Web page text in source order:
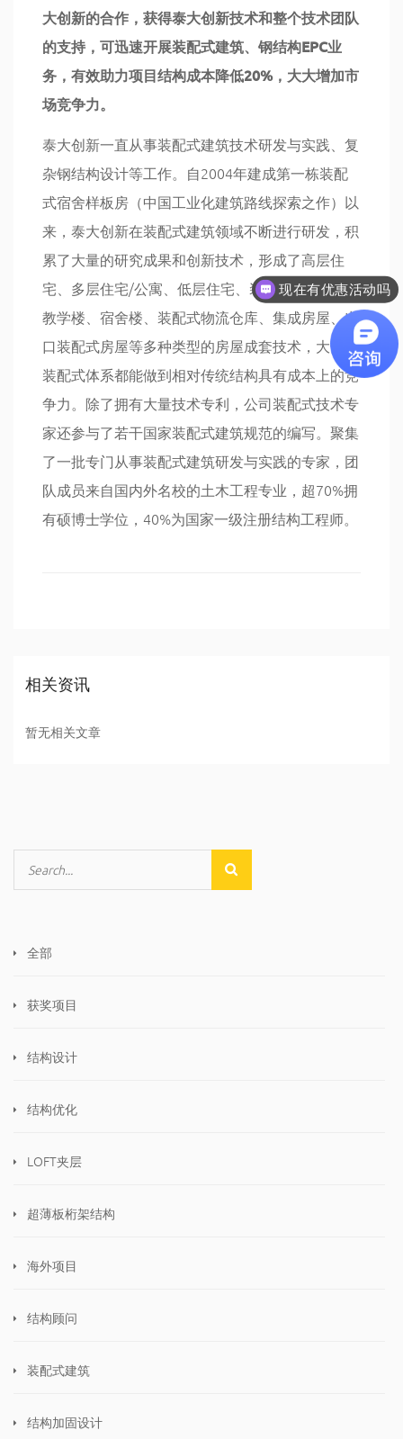
大创新的合作，获得泰大创新技术和整个技术团队
的支持，可迅速开展装配式建筑、钢结构EPC业
务，有效助力项目结构成本降低20%，大大增加市
场竞争力。
泰大创新一直从事装配式建筑技术研发与实践、复
杂钢结构设计等工作。自2004年建成第一栋装配
式宿舍样板房（中国工业化建筑路线探索之作）以
来，泰大创新在装配式建筑领域不断进行研发，积
累了大量的研究成果和创新技术，形成了高层住
宅、多层住宅/公寓、低层住宅、装配式办公楼、
教学楼、宿舍楼、装配式物流仓库、集成房屋、出
口装配式房屋等多种类型的房屋成套技术，大部分
装配式体系都能做到相对传统结构具有成本上的竞
争力。除了拥有大量技术专利，公司装配式技术专
家还参与了若干国家装配式建筑规范的编写。聚集
了一批专门从事装配式建筑研发与实践的专家，团
队成员来自国内外名校的土木工程专业，超70%拥
有硕博士学位，40%为国家一级注册结构工程师。
相关资讯
暂无相关文章
全部
获奖项目
结构设计
结构优化
LOFT夹层
超薄板桁架结构
海外项目
结构顾问
装配式建筑
结构加固设计
可以介绍下你们的产品么
现在有优惠活动吗